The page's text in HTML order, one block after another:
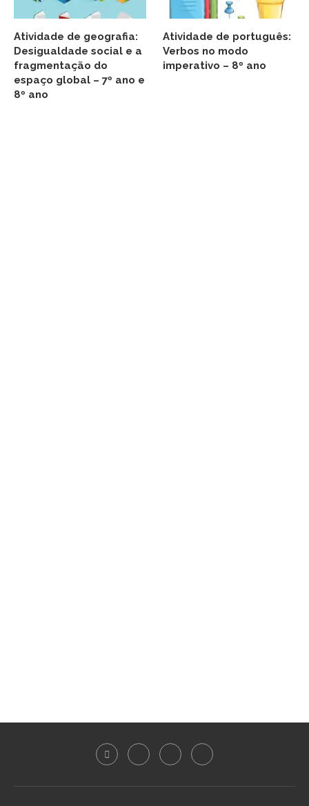
Atividade de geografia:
Desigualdade social e a
fragmentação do
espaço global – 7º ano e
8º ano
Atividade de português:
Verbos no modo
imperativo – 8º ano